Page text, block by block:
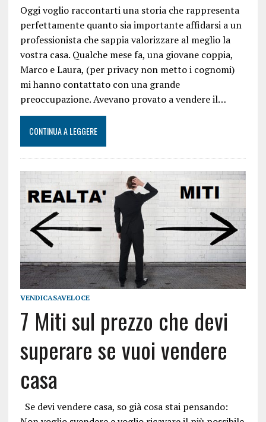
Oggi voglio raccontarti una storia che rappresenta
perfettamente quanto sia importante affidarsi a un
professionista che sappia valorizzare al meglio la
vostra casa. Qualche mese fa, una giovane coppia,
Marco e Laura, (per privacy non metto i cognomi)
mi hanno contattato con una grande
preoccupazione. Avevano provato a vendere il…
CONTINUA A LEGGERE
VENDICASAVELOCE
7 Miti sul prezzo che devi
superare se vuoi vendere
casa
Se devi vendere casa, so già cosa stai pensando: